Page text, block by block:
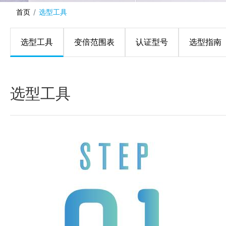
首页 选型工具
选型工具 变倍范围表 认证型号 选型指南
选型工具